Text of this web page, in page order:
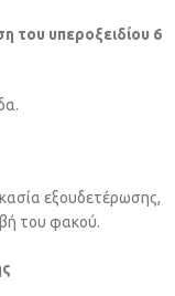
του υπεροξειδίου 6
εξουδετέρωσης,
του φακού.